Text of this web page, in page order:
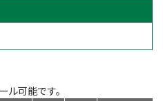
可能です。